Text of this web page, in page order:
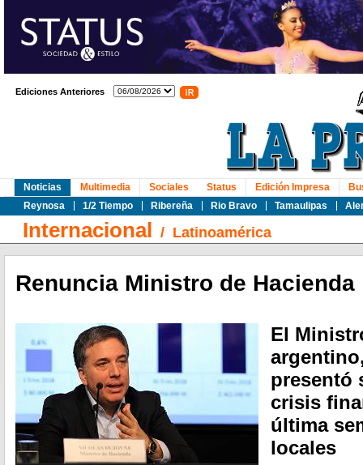
Ediciones Anteriores
Noticias
Reynosa
1/2 Tiempo Ribereña Rio Bravo Tamaulipas
Multimedia Sociales Status Edición Impresa
Internacional / Latinoamérica
Renuncia Ministro de
El
presentó
crisis
última
locales